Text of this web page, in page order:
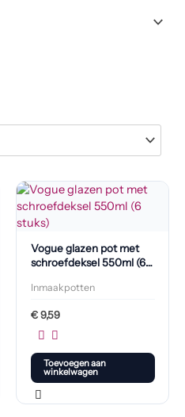
Vogue glazen pot met
schroefdeksel 550ml (6
Inmaakpotten
€9,59
Toevoegen aan
winkelwagen